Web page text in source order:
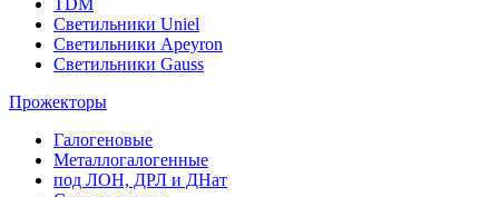
TDM
Светильники Uniel
Светильники Apeyron
Светильники Gauss
Прожекторы
Галогеновые
Металлогалогенные
под ЛОН, ДРЛ и ДНат